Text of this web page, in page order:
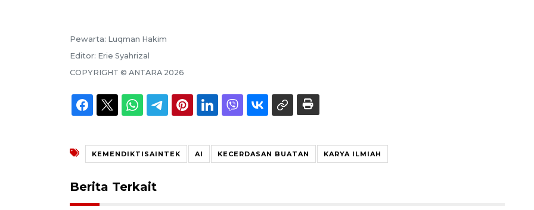
Pewarta: Luqman Hakim
Editor: Erie Syahrizal
COPYRIGHT © ANTARA 2026
KEMENDIKTISAINTEK AI KECERDASAN BUATAN KARYA ILMIAH
Berita Terkait